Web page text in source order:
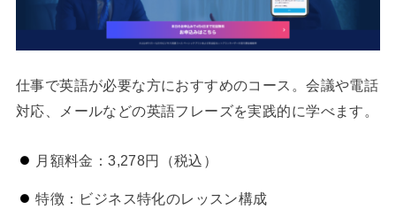
仕事で英語が必要な方におすすめのコース。会議や電話
対応、メールなどの英語フレーズを実践的に学べます。
月額料金：3,278円（税込）
特徴：ビジネス特化のレッスン構成